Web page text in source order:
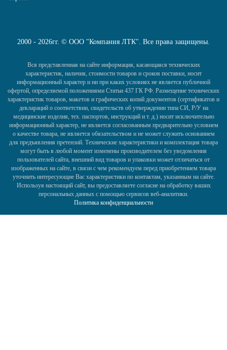
2000 - 2026гг. © ООО "Компания ЛТК". Все права защищены.
Вся представленная на сайте информация, касающаяся технических
характеристик, наличия, стоимости товаров и сроков поставки, носит
информационный характер и ни при каких условиях не является публичной
офертой, определяемой положениями Статьи 437 ГК РФ. Размещение технических
характеристик товаров, макетов и графических копий документов (сертификатов и
деклараций о соответствии, свидетельств об утверждении типа СИ, Р/У на
медицинские изделия, тех. паспортов, инструкций и т. д.) носит исключительно
информационный характер, не является согласованным предварительно условием
о качестве товара, не является обязательством и не может служить основанием
для предъявления претензий. Технические характеристики и комплектация товара
могут быть в любой момент изменены производителем без уведомления
пользователей сайта, внешний вид товаров и упаковки может отличаться от
изображенных на сайте, в связи с чем рекомендуем перед приобретением товара
уточнить интересующие Вас характеристики по контактам, указанным на сайте.
Используя настоящий сайт, вы предоставляете согласие на обработку ваших
персональных данных с помощью сервисов веб-аналитики.
Политика конфиденциальности